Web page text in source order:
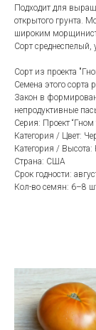
Подходит для
открытого грунта.
широким
Сорт
Сорт из проекта
Семена этого сорта
Закон в
непродуктивные
Серия: Проект
Категория / Цвет:
Категория /
Страна: США
Срок годности:
Кол-во семян: 6–8